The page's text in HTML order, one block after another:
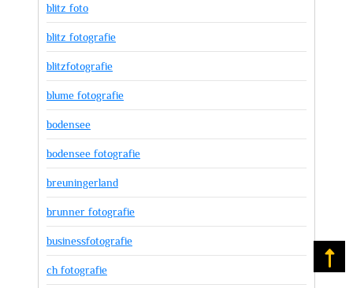
blitz foto
blitz fotografie
blitzfotografie
blume fotografie
bodensee
bodensee fotografie
breuningerland
brunner fotografie
businessfotografie
ch fotografie